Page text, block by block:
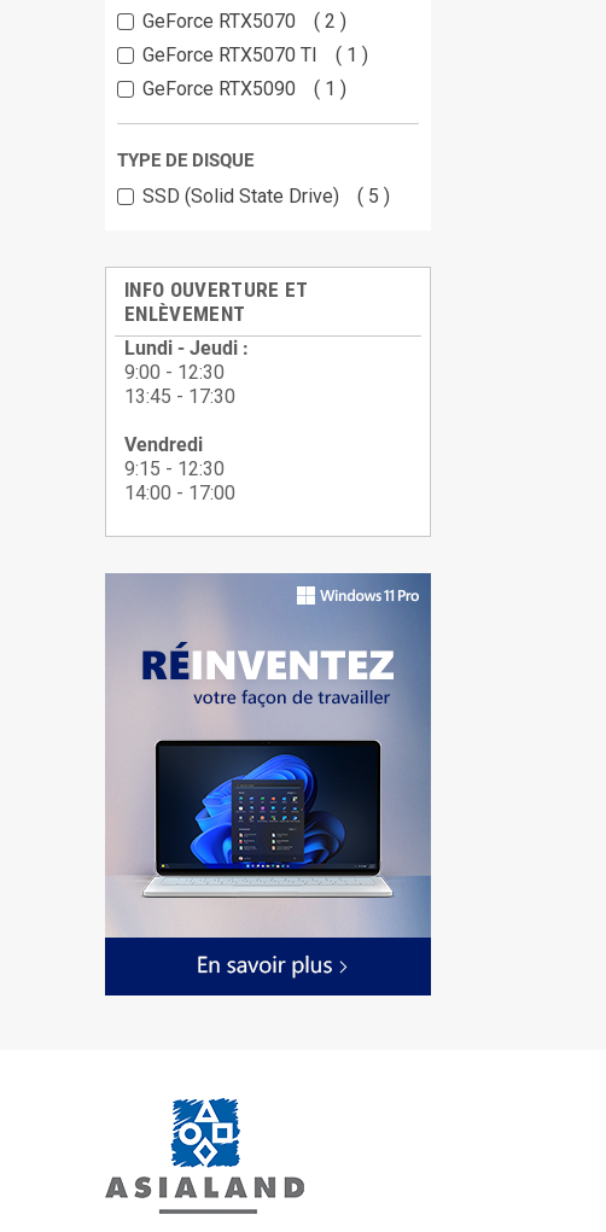
GeForce RTX5070
2
GeForce RTX5070 TI
1
GeForce RTX5090
1
TYPE DE DISQUE
SSD (Solid State Drive) 5
INFO OUVERTURE ET
ENLÈVEMENT
Lundi - Jeudi :
9:00 - 12:30
13:45 - 17:30
Vendredi
9:15 - 12:30
14:00 - 17:00